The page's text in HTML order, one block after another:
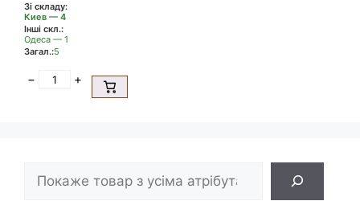
Зі складу:
Киев — 4
Інші скл.:
Одеса — 1
Загал.:5
− +